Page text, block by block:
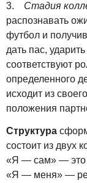
3. Стадия
распознавать
футбол и
дать пас,
соответствуют
определенного
исходит из
положения
Структура
состоит из
«Я — сам» — это
«Я — меня» —